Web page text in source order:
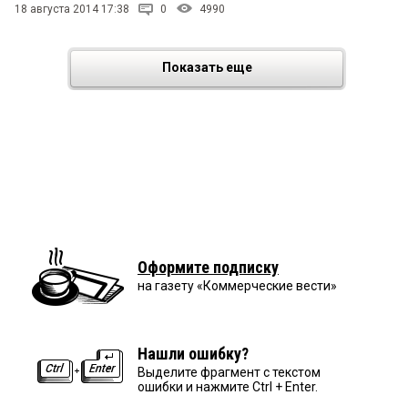
18 августа 2014 17:38 0 4990
Показать еще
Оформите подписку
на газету «Коммерческие вести»
Нашли ошибку?
Выделите фрагмент с текстом
ошибки и нажмите Ctrl + Enter.